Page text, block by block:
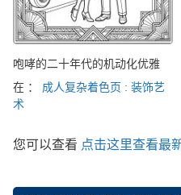
咆哮的二十年代的机动化优雅
在 ： 成人复杂着色页 : 装饰艺
术
您可以查看 点击这里查看最